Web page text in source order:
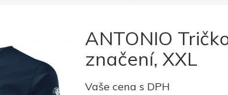
ANTONIO
značení, XXL
Vaše cena s DPH